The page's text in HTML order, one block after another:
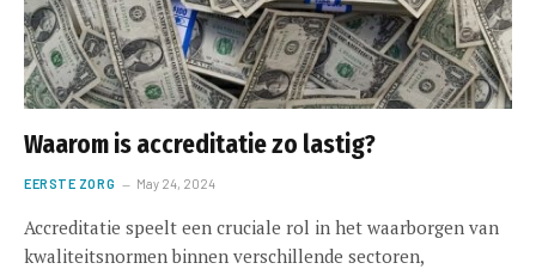
Waarom is accreditatie zo lastig?
EERSTE ZORG May 24, 2024
Accreditatie speelt een cruciale rol in het waarborgen van
kwaliteitsnormen binnen verschillende sectoren,